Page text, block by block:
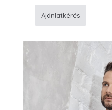
Öltöny
mennyiség
Ajánlatkérés